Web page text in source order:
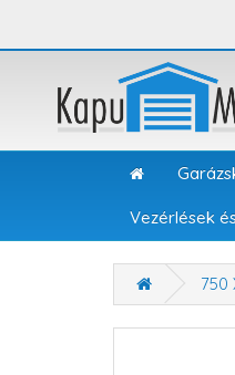
Vezérlések
750